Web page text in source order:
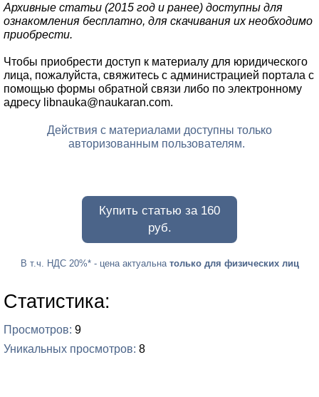
Архивные статьи (2015 год и ранее) доступны для
ознакомления бесплатно, для скачивания их необходимо
приобрести.
Чтобы приобрести доступ к материалу для юридического
лица, пожалуйста, свяжитесь с администрацией портала с
помощью формы обратной связи либо по электронному
адресу libnauka@naukaran.com.
Действия с материалами доступны только
авторизованным пользователям.
Купить статью за 160
руб.
* - цена актуальна только для физических лиц
В т.ч. НДС 20%
Статистика:
Просмотров 9
Уникальных просмотров 8